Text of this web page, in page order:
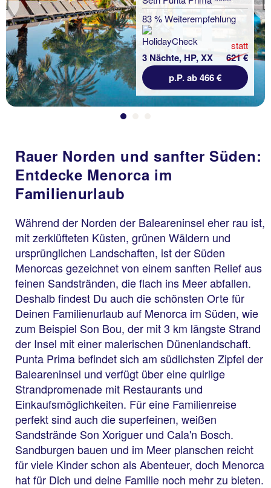
Previous
83 % Weiterempfehlung
3 Nächte, HP, XX
statt
621 €
p.P. ab 466 €
Rauer Norden und sanfter Süden:
Entdecke Menorca im
Familienurlaub
Während der Norden der Baleareninsel eher rau ist,
mit zerklüfteten Küsten, grünen Wäldern und
ursprünglichen Landschaften, ist der Süden
Menorcas gezeichnet von einem sanften Relief aus
feinen Sandstränden, die flach ins Meer abfallen.
Deshalb findest Du auch die schönsten Orte für
Deinen Familienurlaub auf Menorca im Süden, wie
zum Beispiel Son Bou, der mit 3 km längste Strand
der Insel mit einer malerischen Dünenlandschaft.
Punta Prima befindet sich am südlichsten Zipfel der
Baleareninsel und verfügt über eine quirlige
Strandpromenade mit Restaurants und
Einkaufsmöglichkeiten. Für eine Familienreise
perfekt sind auch die superfeinen, weißen
Sandstrände Son Xoriguer und Cala'n Bosch.
Sandburgen bauen und im Meer planschen reicht
für viele Kinder schon als Abenteuer, doch Menorca
hat für Dich und deine Familie noch mehr zu bieten.